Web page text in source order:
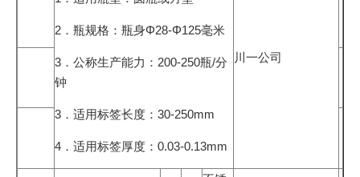
川一公司
2．瓶规格：瓶身Φ28-Φ125毫米
3．公称生产能力：200-250瓶/分
钟
3．适用标签长度：30-250mm
4．适用标签厚度：0.03-0.13mm